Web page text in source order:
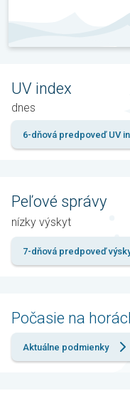
UV index
dnes
6-dňová predpoveď UV
Peľové správy
nízky výskyt
7-dňová predpoveď
Počasie na
Aktuálne podmienky